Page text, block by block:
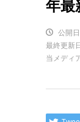
年最
公開
最終更新
当メディ